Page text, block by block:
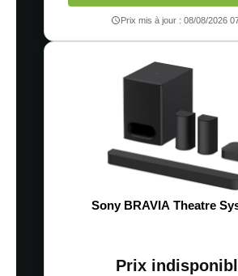
Prix mis à jour : 08/08/2026
Sony BRAVIA Theatre
Prix